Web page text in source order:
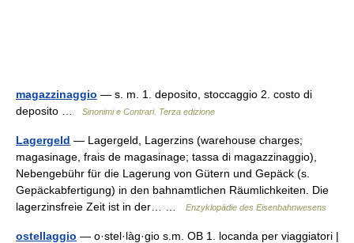
magazzinaggio — s. m. 1. deposito, stoccaggio 2. costo di
deposito …
Sinonimi e Contrari. Terza edizione
Lagergeld — Lagergeld, Lagerzins (warehouse charges;
magasinage, frais de magasinage; tassa di magazzinaggio),
Nebengebühr für die Lagerung von Gütern und Gepäck (s.
Gepäckabfertigung) in den bahnamtlichen Räumlichkeiten. Die
lagerzinsfreie Zeit ist in der… …
Enzyklopädie des Eisenbahnwesens
ostellaggio — o·stel·làg·gio s.m. OB 1. locanda per viaggiatori |